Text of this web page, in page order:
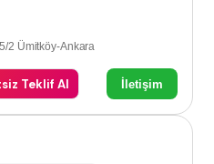
2 Ümitköy-Ankara
Teklif Al İletişim